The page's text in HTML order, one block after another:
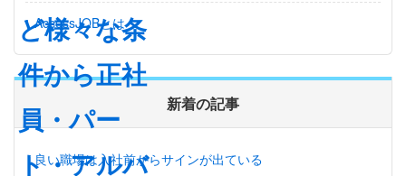
AccessJOBとは
新着の記事
良い職場は入社前からサインが出ている